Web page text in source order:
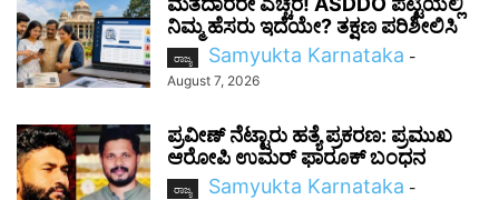
ನಿಮ್ಮ ಹೆಸರು ಇದೆಯೇ? ತಕ್ಷಣ ಪರಿಶೀಲಿಸಿ
ರಾಜ್ಯ Samyukta Karnataka -
August 7, 2026
ಪ್ರವೀಣ್ ನೆಟ್ಟಾರು ಹತ್ಯೆ ಪ್ರಕರಣ: ಪ್ರಮುಖ
ಆರೋಪಿ ಉಮರ್ ಫಾರೂಕ್ ಬಂಧನ
ರಾಜ್ಯ Samyukta Karnataka -